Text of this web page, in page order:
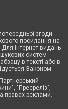
згоди
посилання на
інтернет-видань
систем
в тексті або в
Законом.
"Пресреліз",
правах реклами.